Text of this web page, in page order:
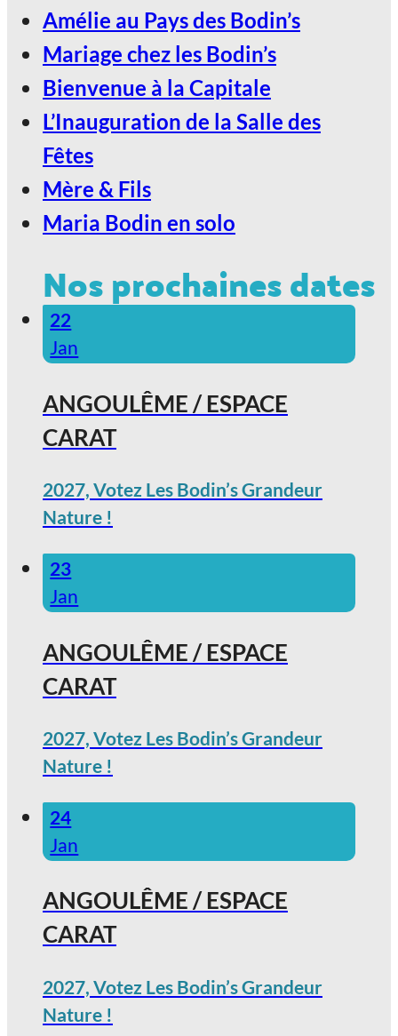
Amélie au Pays des Bodin’s
Mariage chez les Bodin’s
Bienvenue à la Capitale
L’Inauguration de la Salle des
Fêtes
Mère & Fils
Maria Bodin en solo
Nos prochaines dates
22
Jan
ANGOULÊME / ESPACE
CARAT
2027, Votez Les Bodin’s Grandeur
Nature !
23
Jan
ANGOULÊME / ESPACE
CARAT
2027, Votez Les Bodin’s Grandeur
Nature !
24
Jan
ANGOULÊME / ESPACE
CARAT
2027, Votez Les Bodin’s Grandeur
Nature !